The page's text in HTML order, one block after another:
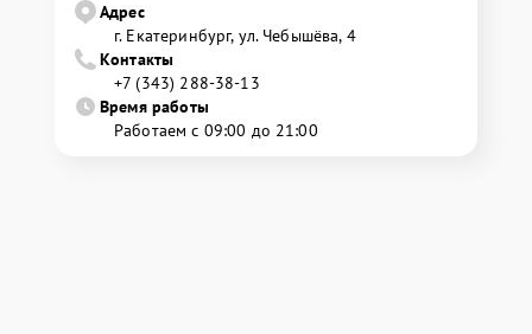
Адрес
г. Екатеринбург, ул. Чебышёва, 4
Контакты
+7 (343) 288-38-13
Время работы
Работаем с 09:00 до 21:00